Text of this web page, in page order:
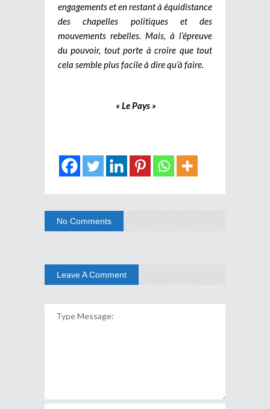
engagements et en restant à équidistance
des chapelles politiques et des
mouvements rebelles. Mais, à l’épreuve
du pouvoir, tout porte à croire que tout
cela semble plus facile à dire qu’à faire.
« Le Pays »
No Comments
Leave A Comment